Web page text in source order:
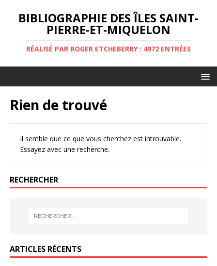
BIBLIOGRAPHIE DES ÎLES SAINT-
PIERRE-ET-MIQUELON
RÉALISÉ PAR ROGER ETCHEBERRY : 4972 ENTRÉES
Rien de trouvé
Il semble que ce que vous cherchez est introuvable.
Essayez avec une recherche.
RECHERCHER
ARTICLES RÉCENTS